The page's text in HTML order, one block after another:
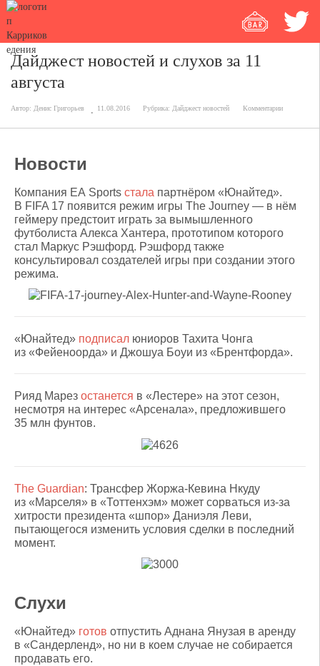
Дайджест новостей и слухов за 11
августа
Автор: Денис Григорьев 11.08.2016 Рубрика: Дайджест новостей Комментарии
Новости
Компания EA Sports стала партнёром «Юнайтед».
В FIFA 17 появится режим игры The Journey — в нём
геймеру предстоит играть за вымышленного
футболиста Алекса Хантера, прототипом которого
стал Маркус Рэшфорд. Рэшфорд также
консультировал создателей игры при создании этого
режима.
«Юнайтед» подписал юниоров Тахита Чонга
из «Фейеноорда» и Джошуа Боуи из «Брентфорда».
Рияд Марез останется в «Лестере» на этот сезон,
несмотря на интерес «Арсенала», предложившего
35 млн фунтов.
The Guardian: Трансфер Жоржа-Кевина Нкуду
из «Марселя» в «Тоттенхэм» может сорваться из-за
хитрости президента «шпор» Даниэля Леви,
пытающегося изменить условия сделки в последний
момент.
Слухи
«Юнайтед» готов отпустить Аднана Янузая в аренду
в «Сандерленд», но ни в коем случае не собирается
продавать его.